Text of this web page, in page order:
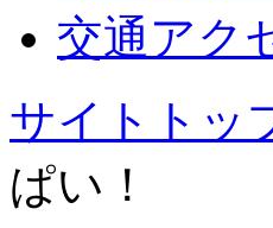
交通アク
サイトトッ
ぱい！